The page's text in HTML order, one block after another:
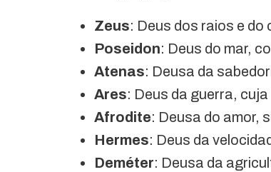
Zeus: Deus dos raios e
Poseidon: Deus do mar,
Atenas: Deusa da
Ares: Deus da guerra,
Afrodite: Deusa do amor,
Hermes: Deus da
Deméter: Deusa da